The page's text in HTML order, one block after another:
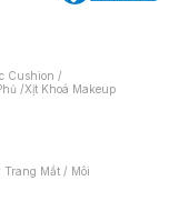
Cushion /
/Xịt Khoá Makeup
Trang Mắt / Môi